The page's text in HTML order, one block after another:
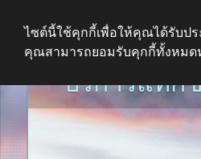
บริการแท็ก
ไซต์นี้ใช้คุกกี้เพื่อให้คุณได้รับป
คุณสามารถยอมรับคุกกี้ทั้งหม